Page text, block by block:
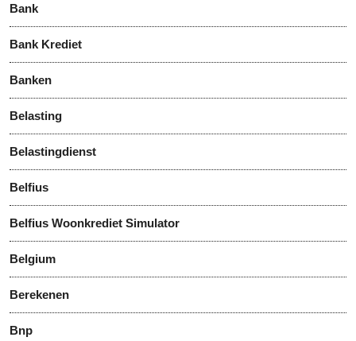
Bank
Bank Krediet
Banken
Belasting
Belastingdienst
Belfius
Belfius Woonkrediet Simulator
Belgium
Berekenen
Bnp